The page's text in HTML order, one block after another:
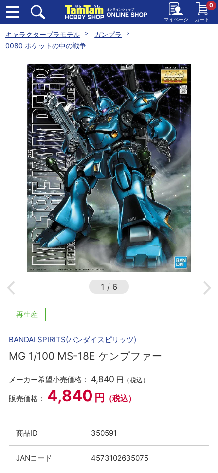
マイページ カート
0
キャラクタープラモデル
ガンプラ
0080 ポケットの中の戦争
1 / 6
再生産
BANDAI SPIRITS(バンダイスピリッツ)
MG 1/100 MS-18E ケンプファー
メーカー希望小売価格： 4,840 円 （税込）
販売価格： 4,840 円 （税込）
商品ID 350591
JANコード 4573102635075